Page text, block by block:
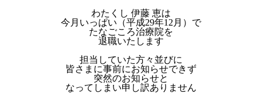
わたくし 伊藤 恵は
今月いっぱい（平成29年12月）で
たなごころ治療院を
退職いたします
担当していた方々並びに
皆さまに事前にお知らせできず
突然のお知らせと
なってしまい申し訳ありません